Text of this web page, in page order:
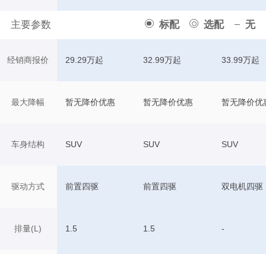
主要参数 标配 选配 无
经销商报价
最大降幅
车身结构
驱动方式
排量(L)
29.29万起 32.99万起 33.99万起
暂无降价优惠 暂无降价优惠 暂无降价优
SUV SUV SUV
前置四驱 前置四驱 双电机四驱
1.5 1.5 -